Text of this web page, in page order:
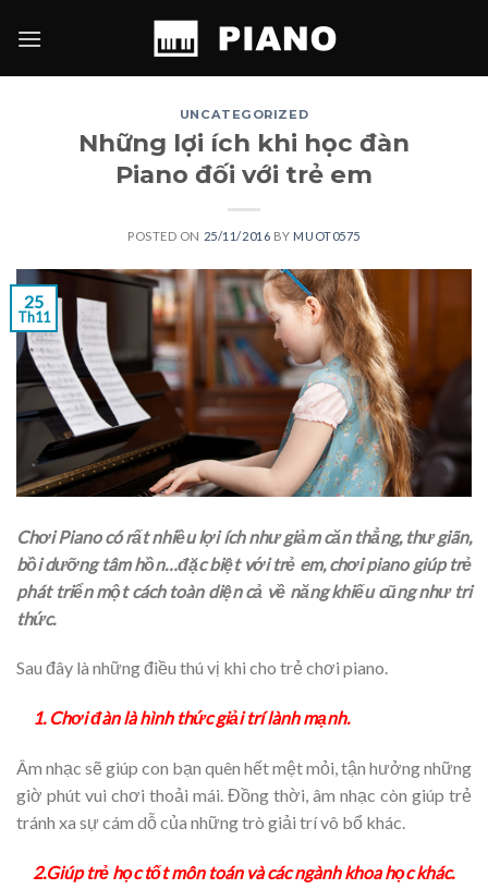
UNCATEGORIZED
Những lợi ích khi học đàn
Piano đối với trẻ em
POSTED ON 25/11/2016 BY MUOT0575
25
Th11
Chơi Piano có rất nhiều lợi ích như giảm căn thẳng, thư giãn,
bồi dưỡng tâm hồn…đặc biệt với trẻ em, chơi piano giúp trẻ
phát triển một cách toàn diện cả về năng khiếu cũng như tri
thức.
Sau đây là những điều thú vị khi cho trẻ chơi piano.
1. Chơi đàn là hình thức giải trí lành mạnh.
Âm nhạc sẽ giúp con bạn quên hết mệt mỏi, tận hưởng những
giờ phút vui chơi thoải mái. Đồng thời, âm nhạc còn giúp trẻ
tránh xa sự cám dỗ của những trò giải trí vô bổ khác.
2.Giúp trẻ học tốt môn toán và các ngành khoa học khác.